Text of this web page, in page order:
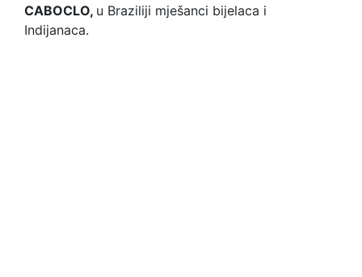
CABOCLO, u Braziliji mješanci bijelaca i
Indijanaca.